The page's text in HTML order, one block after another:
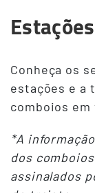
Estações
Conheça os
estações e a
comboios
*A
dos
assinalados